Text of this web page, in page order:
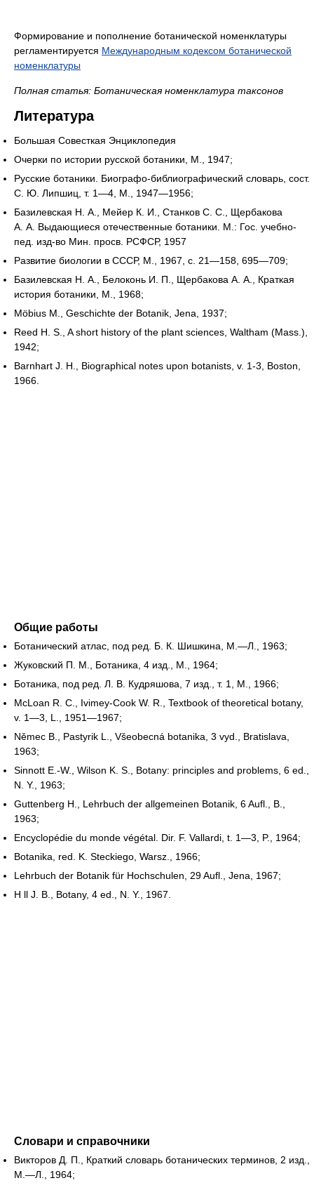
Формирование и пополнение ботанической номенклатуры
регламентируется Международным кодексом ботанической
номенклатуры
Полная статья: Ботаническая номенклатура таксонов
Литература
Большая Совесткая Энциклопедия
Очерки по истории русской ботаники, М., 1947;
Русские ботаники. Биографо-библиографический словарь, сост.
С. Ю. Липшиц, т. 1—4, М., 1947—1956;
Базилевская Н. А., Мейер К. И., Станков С. С., Щербакова
А. А. Выдающиеся отечественные ботаники. М.: Гос. учебно-
пед. изд-во Мин. просв. РСФСР, 1957
Развитие биологии в СССР, М., 1967, с. 21—158, 695—709;
Базилевская Н. А., Белоконь И. П., Щербакова А. А., Краткая
история ботаники, М., 1968;
Möbius М., Geschichte der Botanik, Jena, 1937;
Reed Н. S., A short history of the plant sciences, Waltham (Mass.),
1942;
Barnhart J. Н., Biographical notes upon botanists, v. 1-3, Boston,
1966.
Общие работы
Ботанический атлас, под ред. Б. К. Шишкина, М.—Л., 1963;
Жуковский П. М., Ботаника, 4 изд., М., 1964;
Ботаника, под ред. Л. В. Кудряшова, 7 изд., т. 1, М., 1966;
McLoan R. С., Ivimey-Cook W. R., Textbook of theoretical botany,
v. 1—3, L., 1951—1967;
Němec В., Pastyrik L., Všeobecná botanika, 3 vyd., Bratislava,
1963;
Sinnott E.-W., Wilson K. S., Botany: principles and problems, 6 ed.,
N. Y., 1963;
Guttenberg Н., Lehrbuch der allgemeinen Botanik, 6 Aufl., B.,
1963;
Encyclopédie du monde végétal. Dir. F. Vallardi, t. 1—3, P., 1964;
Botanika, red. K. Steckiego, Warsz., 1966;
Lehrbuch der Botanik für Hochschulen, 29 Aufl., Jena, 1967;
H ll J. B., Botany, 4 ed., N. Y., 1967.
Словари и справочники
Викторов Д. П., Краткий словарь ботанических терминов, 2 изд.,
М.—Л., 1964;